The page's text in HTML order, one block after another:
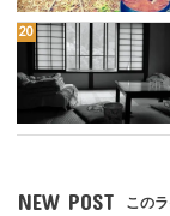
NEW POST この